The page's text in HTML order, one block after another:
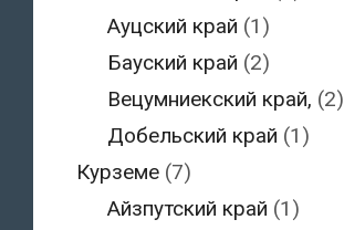
Ауцский край (1)
Бауский край (2)
Вецумниекский край, (2)
Добельский край (1)
Курземе(7)
Айзпутский край (1)